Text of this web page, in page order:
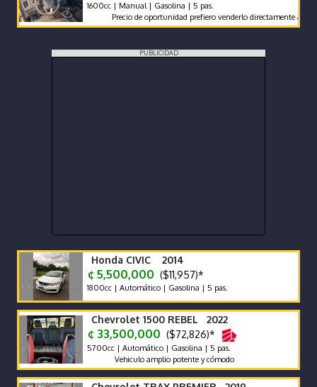
1600cc | Manual | Gasolina | 5 pas.
Precio de oportunidad prefiero venderlo directamente antes que
PUBLICIDAD
Honda CIVIC 2014
¢ 5,500,000 ($11,957)*
1800cc | Automático | Gasolina | 5 pas.
Chevrolet 1500 REBEL 2022
¢ 33,500,000 ($72,826)*
5700cc | Automático | Gasolina | 5 pas.
Vehiculo amplio potente y cómodo